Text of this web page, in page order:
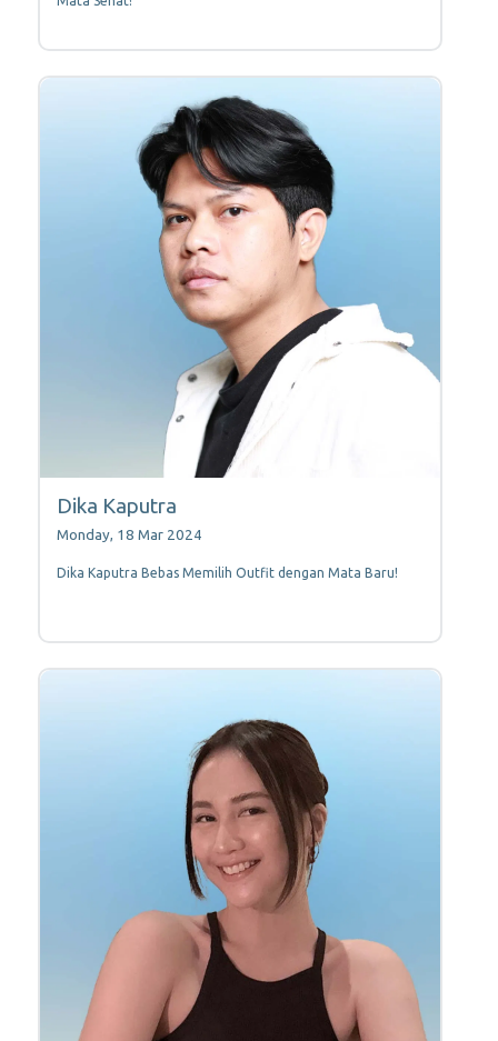
Dika Kaputra
Monday, 18 Mar 2024
Dika Kaputra Bebas Memilih Outfit dengan Mata Baru!